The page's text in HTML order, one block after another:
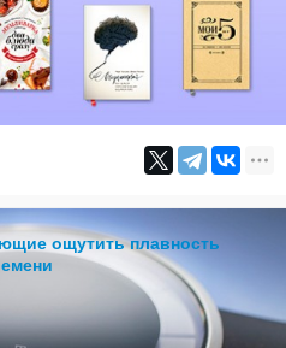
ощутить плавность